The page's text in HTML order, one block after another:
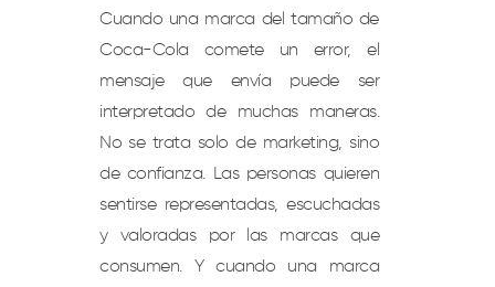
Cuando una marca del tamaño de
Coca-Cola comete un error, el
mensaje que envía puede ser
interpretado de muchas maneras.
No se trata solo de marketing, sino
de confianza. Las personas quieren
sentirse representadas, escuchadas
y valoradas por las marcas que
consumen. Y cuando una marca